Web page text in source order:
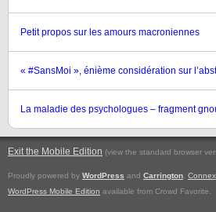
Petit propos sur les amours macroniennes
« #SansMoi », énième considération sur
La maladie des psychologues – fragment
Exit the Mobile Edition (view the standard browser
Proudly powered by WordPress and Carrington
WordPress Mobile Edition available from Crowd Favorite.